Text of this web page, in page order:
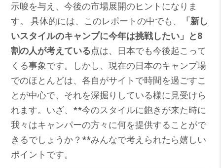
示唆を与え、今後の市場展開のヒントになりま
す。 具体的には、このレポートの中でも、
「新し
いスタイルのキャンプに今年は挑戦したい」と8
割の人が考えている点は、日本でも今後起こって
くる事象です。しかし、現在の日本のキャンプ場
でのほとんどは、各自がサイトで時間を過ごすこ
とが中心で、それを深掘りしている様に見受けら
れます。いざ、**今のスタイルに飽きが来た時に
我々はキャンパーの方々に何を提供することがで
きるでしょうか？**みんなで考えられたら嬉しい
ポイントです。